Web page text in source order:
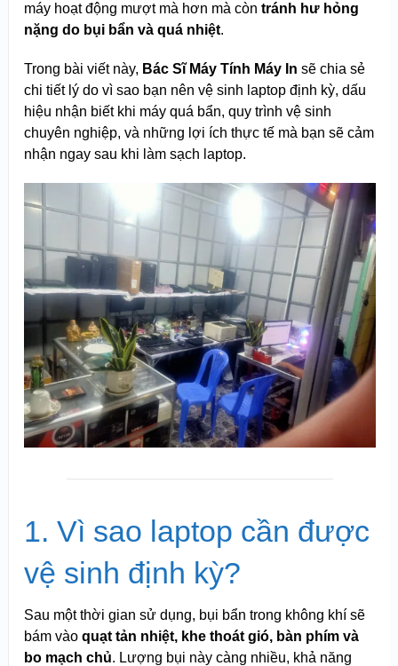
máy hoạt động mượt mà hơn mà còn tránh hư hỏng
nặng do bụi bẩn và quá nhiệt.
Trong bài viết này, Bác Sĩ Máy Tính Máy In sẽ chia sẻ
chi tiết lý do vì sao bạn nên vệ sinh laptop định kỳ, dấu
hiệu nhận biết khi máy quá bẩn, quy trình vệ sinh
chuyên nghiệp, và những lợi ích thực tế mà bạn sẽ cảm
nhận ngay sau khi làm sạch laptop.
1. Vì sao laptop cần được
vệ sinh định kỳ?
Sau một thời gian sử dụng, bụi bẩn trong không khí sẽ
bám vào quạt tản nhiệt, khe thoát gió, bàn phím và
bo mạch chủ. Lượng bụi này càng nhiều, khả năng